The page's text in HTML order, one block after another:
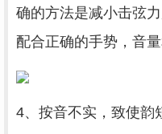
确的方法是减小击弦
配合正确的手势，音
4、按音不实，致使韵